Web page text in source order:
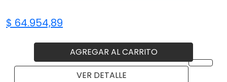
$ 64.954,89
AGREGAR AL CARRITO
VER DETALLE